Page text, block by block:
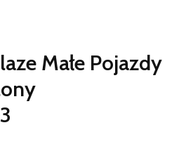
Małe Pojazdy